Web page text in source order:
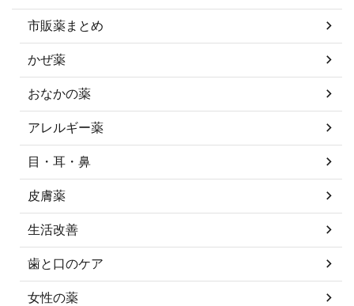
市販薬まとめ
かぜ薬
おなかの薬
アレルギー薬
目・耳・鼻
皮膚薬
生活改善
歯と口のケア
女性の薬